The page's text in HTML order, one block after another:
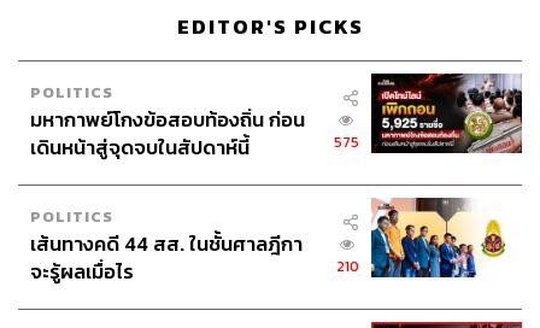
EDITOR'S PICKS
POLITICS
มหากาพย์โกงข้อสอบท้องถิ่น ก่อน
เดินหน้าสู่จุดจบในสัปดาห์นี้
575
POLITICS
เส้นทางคดี 44 สส. ในชั้นศาลฎีกา
จะรู้ผลเมื่อไร
210